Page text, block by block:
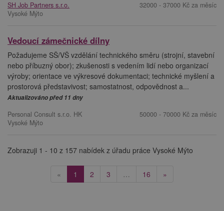
SH Job Partners s.r.o.
Vysoké Mýto
32000 - 37000 Kč za měsíc
Vedoucí zámečnické dílny
Požadujeme SŠ/VŠ vzdělání technického směru (strojní, stavební
nebo příbuzný obor); zkušenosti s vedením lidí nebo organizací
výroby; orientace ve výkresové dokumentaci; technické myšlení a
prostorová představivost; samostatnost, odpovědnost a...
Aktualizováno před 11 dny
Personal Consult s.r.o. HK
Vysoké Mýto
50000 - 70000 Kč za měsíc
Zobrazuji 1 - 10 z 157 nabídek z úřadu práce Vysoké Mýto
« 1 (current)
2 3 … 16 »